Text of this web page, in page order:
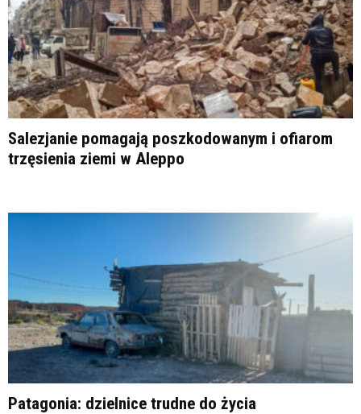
Salezjanie pomagają poszkodowanym i ofiarom
trzęsienia ziemi w Aleppo
Patagonia: dzielnice trudne do życia